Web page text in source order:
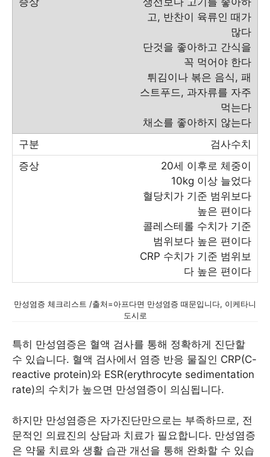
고, 반찬이 육류인 때가
많다
단것을 좋아하고 간식을
꼭 먹어야 한다
튀김이나 볶은 음식, 패
스트푸드, 과자류를 자주
먹는다
채소를 좋아하지 않는다
검사수치
20세 이후로 체중이
10kg 이상 늘었다
혈당치가 기준 범위보다
높은 편이다
콜레스테롤 수치가 기준
범위보다 높은 편이다
CRP 수치가 기준 범위보
다 높은 편이다
만성염증 체크리스트 /출처=아프다면 만성염증 때문입니다, 이케타니
도시로
특히 만성염증은 혈액 검사를 통해 정확하게 진단할
수 있습니다. 혈액 검사에서 염증 반응 물질인 CRP(C-
reactive protein)와 ESR(erythrocyte sedimentation
rate)의 수치가 높으면 만성염증이 의심됩니다.
하지만 만성염증은 자가진단만으로는 부족하므로, 전
문적인 의료진의 상담과 치료가 필요합니다. 만성염증
은 약물 치료와 생활 습관 개선을 통해 완화할 수 있습